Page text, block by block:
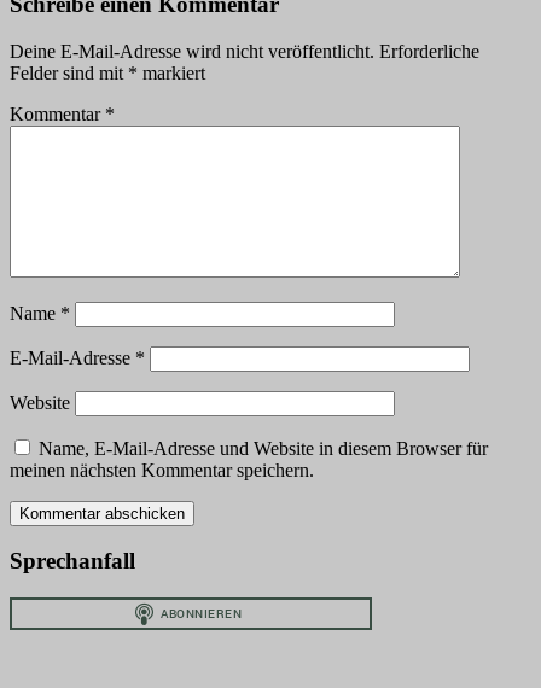
Deine E-Mail-Adresse wird nicht veröffentlicht. Erforderliche
Felder sind mit * markiert
Kommentar *
Name *
E-Mail-Adresse *
Website
Name, E-Mail-Adresse und Website in diesem Browser für
meinen nächsten Kommentar speichern.
Sprechanfall